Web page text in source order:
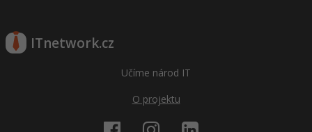
ITnetwork.cz
Učíme národ IT
O projektu